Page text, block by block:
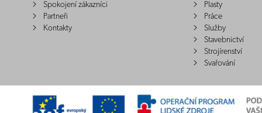
Spokojení zákazníci
Partneři
Kontakty
Plasty
Práce
Služby
Stavebnictví
Strojírenství
Svařování